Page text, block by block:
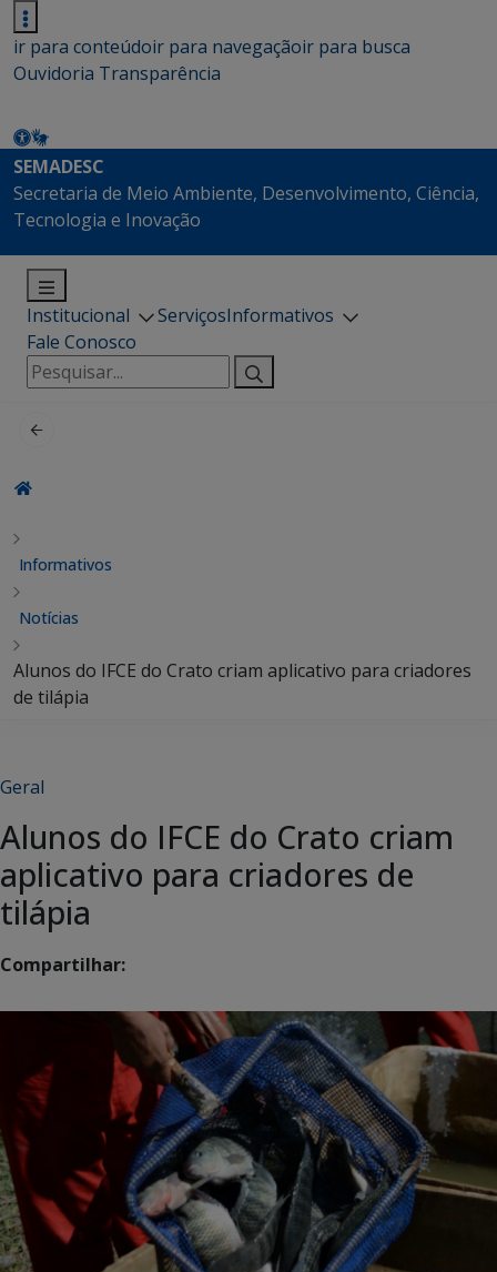
ir para conteúdoir para navegaçãoir para busca
Ouvidoria Transparência
SEMADESC
Secretaria de Meio Ambiente, Desenvolvimento, Ciência,
Tecnologia e Inovação
Institucional ServiçosInformativos
Fale Conosco
Pesquisar
por:
Informativos
Notícias
Alunos do IFCE do Crato criam aplicativo para criadores
de tilápia
Geral
Alunos do IFCE do Crato criam
aplicativo para criadores de
tilápia
Compartilhar: